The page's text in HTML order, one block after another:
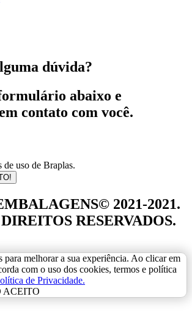
dúvida?
abaixo e
contato com você.
de uso de Braplas.
2021-2021.
RESERVADOS.
para melhorar a sua experiência. Ao clicar em
com o uso dos cookies, termos e política
de Privacidade.
ACEITO